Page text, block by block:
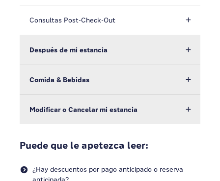
Consultas Post-Check-Out
Después de mi estancia
Comida & Bebidas
Modificar o Cancelar mi estancia
Puede que le apetezca leer:
¿Hay descuentos por pago anticipado o reserva